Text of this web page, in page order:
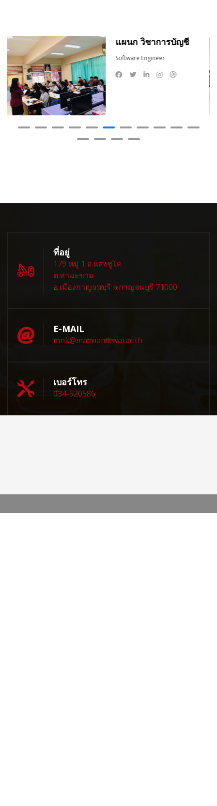
แผนก วิชาการบัญชี
Software Engineer
ที่อยู่
179 หมู่ 1 ถ.แสงชูโต
ต.ท่ามะขาม
อ.เมืองกาญจนบุรี จ.กาญจนบุรี 71000
E-MAIL
mnk@maenamkwai.ac.th
เบอร์โทร
034-520586